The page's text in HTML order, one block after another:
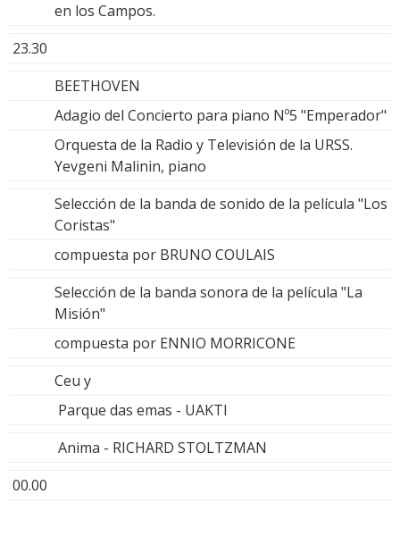
en los Campos.
23.30
BEETHOVEN
Adagio del Concierto para piano Nº5 "Emperador"
Orquesta de la Radio y Televisión de la URSS.
Yevgeni Malinin, piano
Selección de la banda de sonido de la película "Los
Coristas"
compuesta por BRUNO COULAIS
Selección de la banda sonora de la película "La
Misión"
compuesta por ENNIO MORRICONE
Ceu y
Parque das emas - UAKTI
Anima - RICHARD STOLTZMAN
00.00